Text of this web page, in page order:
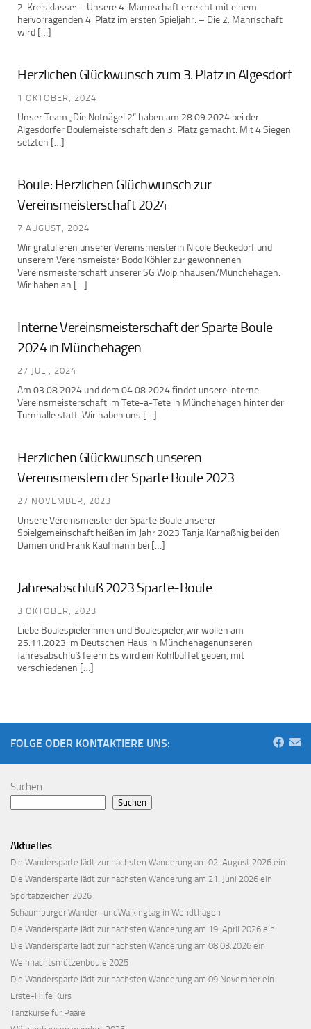
2. Kreisklasse: – Unsere 4. Mannschaft erreicht mit einem
hervorragenden 4. Platz im ersten Spieljahr. – Die 2. Mannschaft
wird […]
Herzlichen Glückwunsch zum 3. Platz in Algesdorf
1 OKTOBER, 2024
Unser Team „Die Notnägel 2“ haben am 28.09.2024 bei der
Algesdorfer Boulemeisterschaft den 3. Platz gemacht. Mit 4 Siegen
setzten […]
Boule: Herzlichen Glüchwunsch zur
Vereinsmeisterschaft 2024
7 AUGUST, 2024
Wir gratulieren unserer Vereinsmeisterin Nicole Beckedorf und
unserem Vereinsmeister Bodo Köhler zur gewonnenen
Vereinsmeisterschaft unserer SG Wölpinhausen/Münchehagen.
Wir haben an […]
Interne Vereinsmeisterschaft der Sparte Boule
2024 in Münchehagen
27 JULI, 2024
Am 03.08.2024 und dem 04.08.2024 findet unsere interne
Vereinsmeisterschaft im Tete-a-Tete in Münchehagen hinter der
Turnhalle statt. Wir haben uns […]
Herzlichen Glückwunsch unseren
Vereinsmeistern der Sparte Boule 2023
27 NOVEMBER, 2023
Unsere Vereinsmeister der Sparte Boule unserer
Spielgemeinschaft heißen im Jahr 2023 Tanja Karnaßnig bei den
Damen und Frank Kaufmann bei […]
Jahresabschluß 2023 Sparte-Boule
3 OKTOBER, 2023
Liebe Boulespielerinnen und Boulespieler,wir wollen am
25.11.2023 im Deutschen Haus in Münchehagenunseren
Jahresabschluß feiern.Es wird ein Kohlbuffet geben, mit
verschiedenen […]
FOLGE ODER KONTAKTIERE UNS:
Suchen
Suchen
Aktuelles
Die Wandersparte lädt zur nächsten Wanderung am 02. August 2026 ein
Die Wandersparte lädt zur nächsten Wanderung am 21. Juni 2026 ein
Sportabzeichen 2026
Schaumburger Wander- undWalkingtag in Wendthagen
Die Wandersparte lädt zur nächsten Wanderung am 19. April 2026 ein
Die Wandersparte lädt zur nächsten Wanderung am 08.03.2026 ein
Weihnachtsmützenboule 2025
Die Wandersparte lädt zur nächsten Wanderung am 09.November ein
Erste-Hilfe Kurs
Tanzkurse für Paare